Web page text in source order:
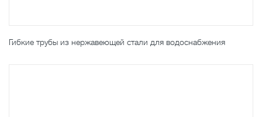
Гибкие трубы из нержавеющей стали для водоснабжения